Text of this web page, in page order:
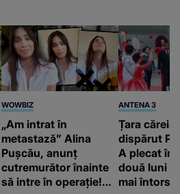
WOWBIZ
„Am intrat în
metastază” Alina
Pușcău, anunț
cutremurător înainte
să intre în operație!
ANTENA 3
Țara căreia
dispărut
A plecat în
două luni
mai întors